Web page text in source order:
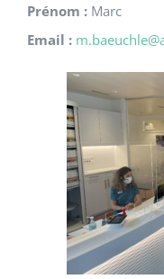
Prénom : Marc
Email :